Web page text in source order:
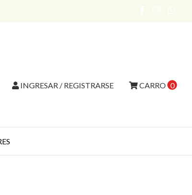
CARRO 0
INGRESAR / REGISTRARSE